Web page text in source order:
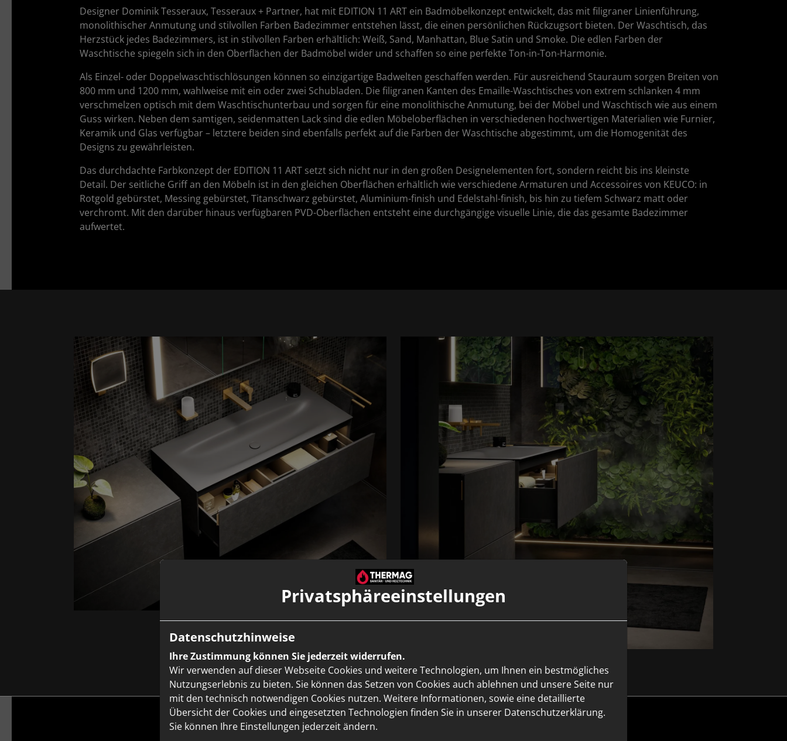
Designer Dominik Tesseraux, Tesseraux + Partner, hat mit EDITION 11 ART ein Badmöbelkonzept entwickelt, das mit filigraner Linienführung,
monolithischer Anmutung und stilvollen Farben Badezimmer entstehen lässt, die einen persönlichen Rückzugsort bieten. Der Waschtisch, das
Herzstück jedes Badezimmers, ist in stilvollen Farben erhältlich: Weiß, Sand, Manhattan, Blue Satin und Smoke. Die edlen Farben der
Waschtische spiegeln sich in den Oberflächen der Badmöbel wider und schaffen so eine perfekte Ton-in-Ton-Harmonie.
Als Einzel- oder Doppelwaschtischlösungen können so einzigartige Badwelten geschaffen werden. Für ausreichend Stauraum sorgen Breiten von
800 mm und 1200 mm, wahlweise mit ein oder zwei Schubladen. Die filigranen Kanten des Emaille-Waschtisches von extrem schlanken 4 mm
verschmelzen optisch mit dem Waschtischunterbau und sorgen für eine monolithische Anmutung, bei der Möbel und Waschtisch wie aus einem
Guss wirken. Neben dem samtigen, seidenmatten Lack sind die edlen Möbeloberflächen in verschiedenen hochwertigen Materialien wie Furnier,
Keramik und Glas verfügbar – letztere beiden sind ebenfalls perfekt auf die Farben der Waschtische abgestimmt, um die Homogenität des
Designs zu gewährleisten.
Das durchdachte Farbkonzept der EDITION 11 ART setzt sich nicht nur in den großen Designelementen fort, sondern reicht bis ins kleinste
Detail. Der seitliche Griff an den Möbeln ist in den gleichen Oberflächen erhältlich wie verschiedene Armaturen und Accessoires von KEUCO: in
Rotgold gebürstet, Messing gebürstet, Titanschwarz gebürstet, Aluminium-finish und Edelstahl-finish, bis hin zu tiefem Schwarz matt oder
verchromt. Mit den darüber hinaus verfügbaren PVD-Oberflächen entsteht eine durchgängige visuelle Linie, die das gesamte Badezimmer
aufwertet.
Privatsphäre­einstellungen
Datenschutzhinweise
Ihre Zustimmung können Sie jederzeit widerrufen.
Wir verwenden auf dieser Webseite Cookies und weitere Technologien, um Ihnen ein bestmögliches
Nutzungserlebnis zu bieten. Sie können das Setzen von Cookies auch ablehnen und unsere Seite nur
mit den technisch notwendigen Cookies nutzen. Weitere Informationen, sowie eine detaillierte
Übersicht der Cookies und eingesetzten Technologien finden Sie in unserer Datenschutzerklärung.
Sie können Ihre Einstellungen jederzeit ändern.